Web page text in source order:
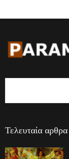
Τελευταία αρθρα